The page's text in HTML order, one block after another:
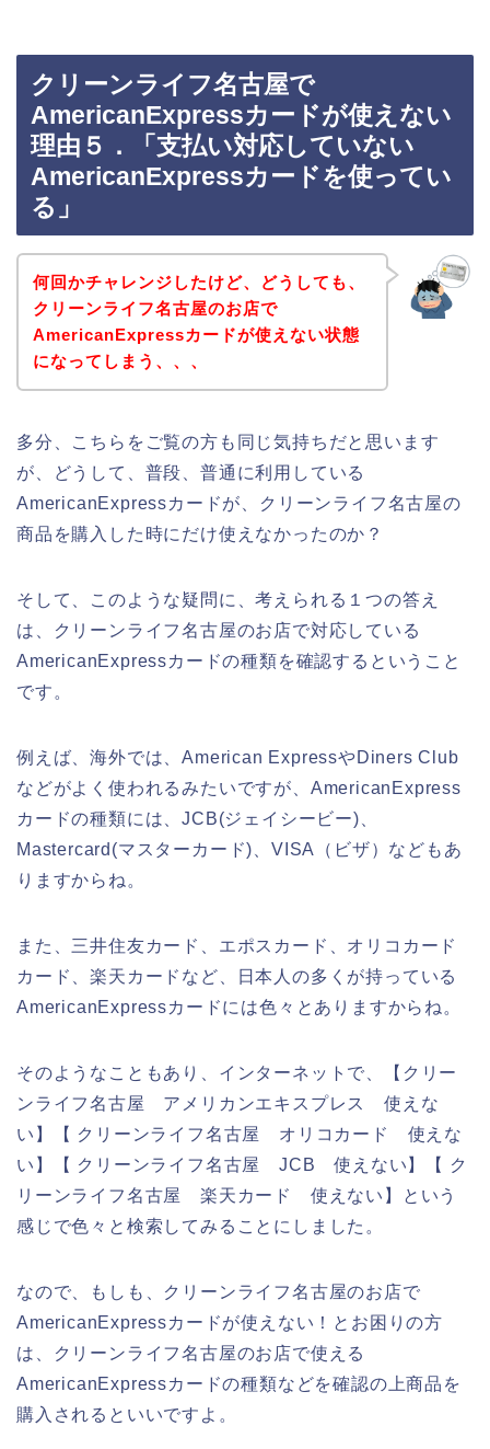
クリーンライフ名古屋で
AmericanExpressカードが使えない
理由５．「支払い対応していない
AmericanExpressカードを使ってい
る」
何回かチャレンジしたけど、どうしても、
クリーンライフ名古屋のお店で
AmericanExpressカードが使えない状態
になってしまう、、、
多分、こちらをご覧の方も同じ気持ちだと思います
が、どうして、普段、普通に利用している
AmericanExpressカードが、クリーンライフ名古屋の
商品を購入した時にだけ使えなかったのか？
そして、このような疑問に、考えられる１つの答え
は、クリーンライフ名古屋のお店で対応している
AmericanExpressカードの種類を確認するということ
です。
例えば、海外では、American ExpressやDiners Club
などがよく使われるみたいですが、AmericanExpress
カードの種類には、JCB(ジェイシービー)、
Mastercard(マスターカード)、VISA（ビザ）などもあ
りますからね。
また、三井住友カード、エポスカード、オリコカード
カード、楽天カードなど、日本人の多くが持っている
AmericanExpressカードには色々とありますからね。
そのようなこともあり、インターネットで、【クリー
ンライフ名古屋 アメリカンエキスプレス 使えな
い】【 クリーンライフ名古屋 オリコカード 使えな
い】【 クリーンライフ名古屋 JCB 使えない】【 ク
リーンライフ名古屋 楽天カード 使えない】という
感じで色々と検索してみることにしました。
なので、もしも、クリーンライフ名古屋のお店で
AmericanExpressカードが使えない！とお困りの方
は、クリーンライフ名古屋のお店で使える
AmericanExpressカードの種類などを確認の上商品を
購入されるといいですよ。